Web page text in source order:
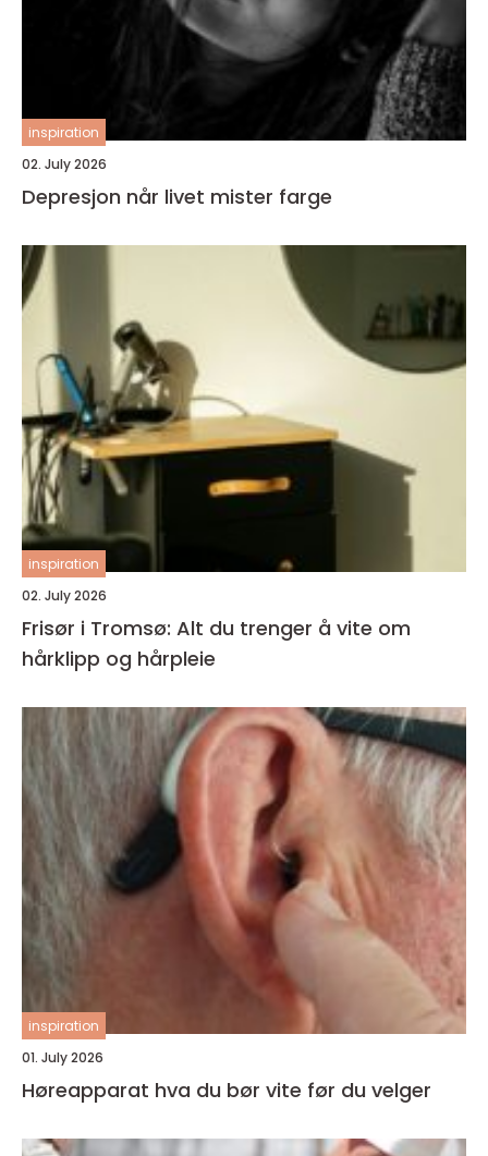
inspiration
02. July 2026
Depresjon når livet mister farge
inspiration
02. July 2026
Frisør i Tromsø: Alt du trenger å vite om
hårklipp og hårpleie
inspiration
01. July 2026
Høreapparat hva du bør vite før du velger